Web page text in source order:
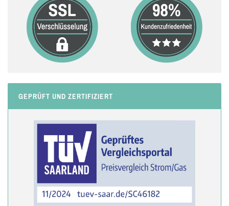
GEPRÜFT UND ZERTIFIZIERT